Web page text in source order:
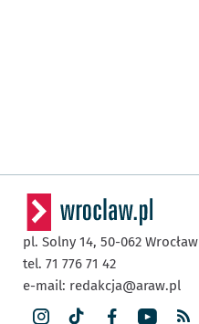
pl. Solny 14, 50-062 Wrocław
tel. 71 776 71 42
e-mail: redakcja@araw.pl